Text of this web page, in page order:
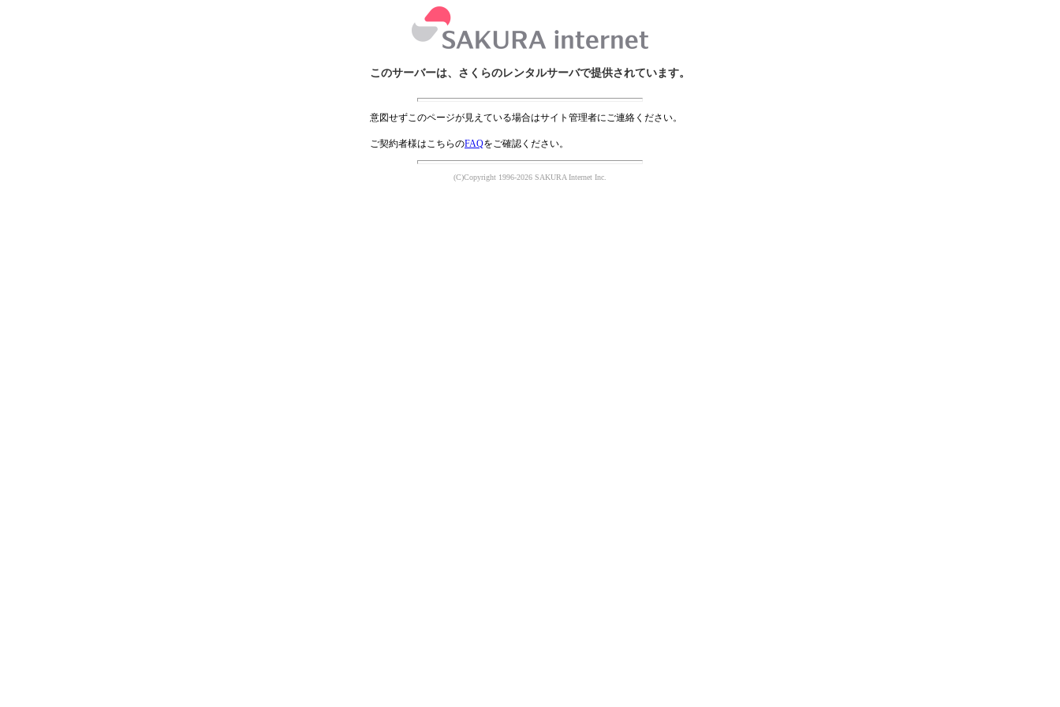
このサーバーは、さくらのレンタルサーバで提供されています。
意図せずこのページが見えている場合はサイト管理者にご連絡ください。
ご契約者様はこちらのFAQをご確認ください。
(C)Copyright 1996-2026 SAKURA Internet Inc.